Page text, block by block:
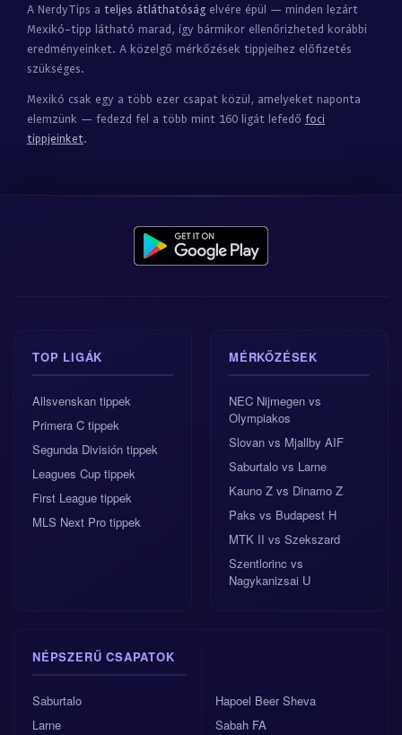
A NerdyTips a teljes átláthatóság elvére épül — minden lezárt
Mexikó-tipp látható marad, így bármikor ellenőrizheted korábbi
eredményeinket. A közelgő mérkőzések tippjeihez előfizetés
szükséges.
Mexikó csak egy a több ezer csapat közül, amelyeket naponta
elemzünk — fedezd fel a több mint 160 ligát lefedő foci
tippjeinket.
TOP LIGÁK
Allsvenskan tippek
Primera C tippek
Segunda División tippek
Leagues Cup tippek
First League tippek
MLS Next Pro tippek
MÉRKŐZÉSEK
NEC Nijmegen vs
Olympiakos
Slovan vs Mjallby AIF
Saburtalo vs Larne
Kauno Z vs Dinamo Z
Paks vs Budapest H
MTK II vs Szekszard
Szentlorinc vs
Nagykanizsai U
NÉPSZERŰ CSAPATOK
Saburtalo
Larne
Hapoel Beer Sheva
Sabah FA